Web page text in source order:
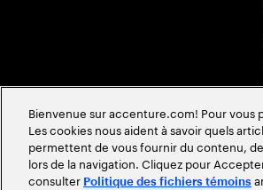
Bienvenue sur accenture.com! Pour
Les cookies nous aident à savoir quels
permettent de vous fournir du contenu,
lors de la navigation. Cliquez pour
consulter Politique des fichiers témoins